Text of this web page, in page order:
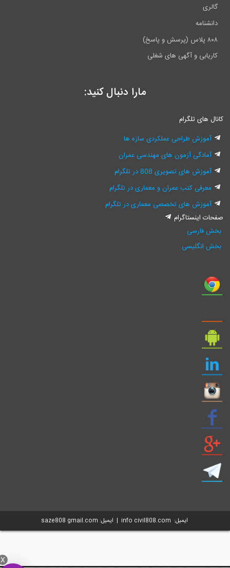
X
گالری
دانشنامه
۸۰۸ پلاس (پرسش و پاسخ)
کاریابی و آگهی های شغلی
مارا دنبال کنید:
کانال های تلگرام
آموزش طراحی عملکردی سازه ها
آمادگی آزمون های مهندسی عمران
آموزش های تصویری 808 در تلگرام
معرفی کتب عمران و معماری در تلگرام
آموزش های تخصصی معماری در تلگرام
صفحات اینستاگرام
بخش فارسی
بخش انگلیسی
ایمیل: info civil808.com | ایمیل: saze808 gmail.com